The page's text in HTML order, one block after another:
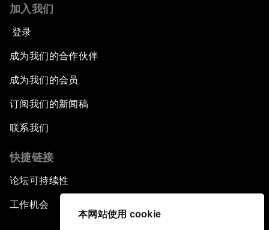
本网站使用 cookie
加入我们
登录
成为我们的合作伙伴
成为我们的会员
订阅我们的新闻稿
联系我们
快捷链接
论坛可持续性
工作机会